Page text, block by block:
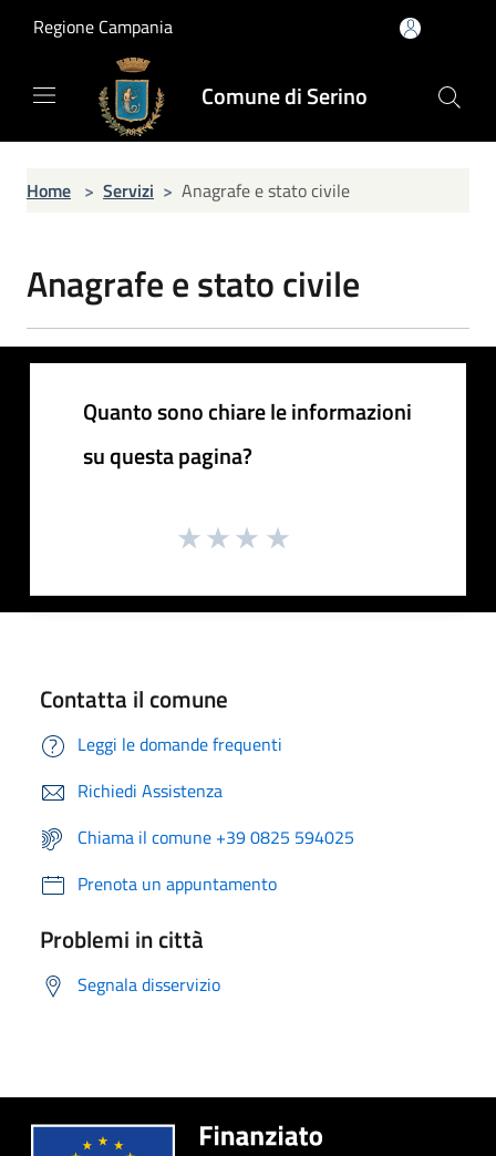
Regione Campania
Comune di Serino
Home > Servizi > Anagrafe e stato civile
Anagrafe e stato civile
Quanto sono chiare le informazioni
su questa pagina?
Contatta il comune
Leggi le domande frequenti
Richiedi Assistenza
Chiama il comune +39 0825 594025
Prenota un appuntamento
Problemi in città
Segnala disservizio